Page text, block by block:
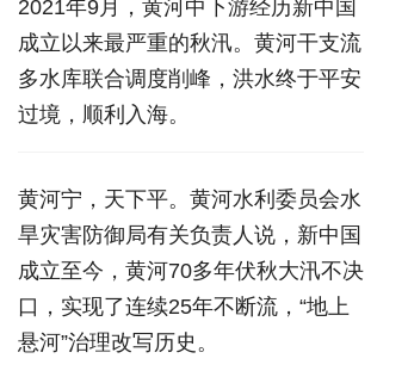
2021年9月，黄河中下游经历新中国
成立以来最严重的秋汛。黄河干支流
多水库联合调度削峰，洪水终于平安
过境，顺利入海。
黄河宁，天下平。黄河水利委员会水
旱灾害防御局有关负责人说，新中国
成立至今，黄河70多年伏秋大汛不决
口，实现了连续25年不断流，“地上
悬河”治理改写历史。